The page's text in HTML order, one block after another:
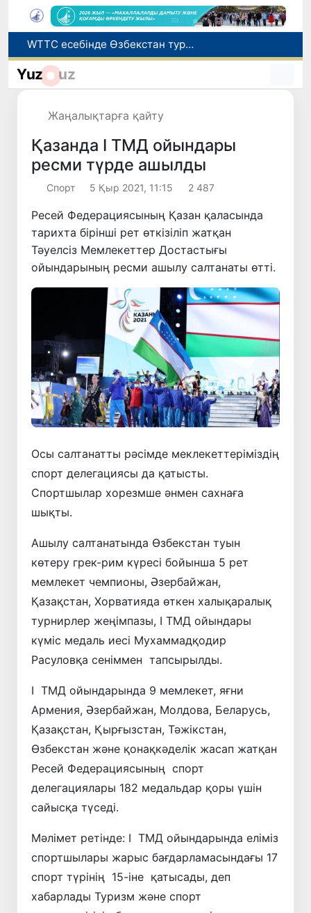
WTTC есебінде Өзбекстан туризмнің өсу қарқыны бойынша Орталық Азияда бірінші орынға шықты
Мүмкіндігі шектеулі талапкерлерге қабылдау емтихандарында қосымша уақыт беріледі
Yuz uz
Жаңалықтарға қайту
Қазанда І ТМД ойындары
ресми түрде ашылды
Спорт 5 Қыр 2021, 11:15 2 487
Ресей Федерациясының Қазан қаласында
тарихта бірінші рет өткізіліп жатқан
Тәуелсіз Мемлекеттер Достастығы
ойындарының ресми ашылу салтанаты өтті.
Осы салтанатты рәсімде меклекеттеріміздің
спорт делегациясы да қатысты.
Спортшылар хорезмше әнмен сахнаға
шықты.
Ашылу салтанатында Өзбекстан туын
көтеру грек-рим күресі бойынша 5 рет
мемлекет чемпионы, Әзербайжан,
Қазақстан, Хорватияда өткен халықаралық
турнирлер жеңімпазы, І ТМД ойындары
күміс медаль иесі Мухаммадқодир
Расуловқа сеніммен тапсырылды.
І ТМД ойындарында 9 мемлекет, яғни
Армения, Әзербайжан, Молдова, Беларусь,
Қазақстан, Қырғызстан, Тәжікстан,
Өзбекстан және қонақкәделік жасап жатқан
Ресей Федерациясының спорт
делегациялары 182 медальдар қоры үшін
сайысқа түседі.
Мәлімет ретінде: I ТМД ойындарында еліміз
спортшылары жарыс бағдарламасындағы 17
спорт түрінің 15-іне қатысады, деп
хабарлады Туризм және спорт